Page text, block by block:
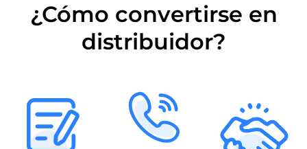
¿Cómo convertirse en
distribuidor?